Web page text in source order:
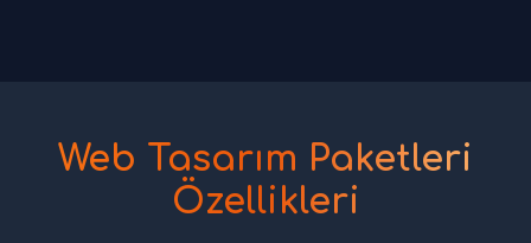
Web Tasarım Paketleri
Özellikleri